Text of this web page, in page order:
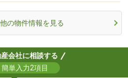
の物件情報を見る
会社に相談する
単入力2項目